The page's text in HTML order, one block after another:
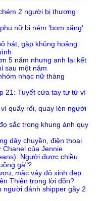
2 người bị thương
nữ bị ném 'bom xăng'
hát, gặp khủng hoảng
5 năm nhưng anh lại kết
sau một năm
nhạc nữ tháng
21: Tuyết cứa tay tự tử vì
quấy rối, quay lén người
sắc trong khung ảnh quy
dây chuyền, điện thoại
Chanel của Jennie
Người được chiều
gà"?
mặc váy đỏ xinh đẹp
Thiên trong lời đồn?
người đánh shipper gãy 2